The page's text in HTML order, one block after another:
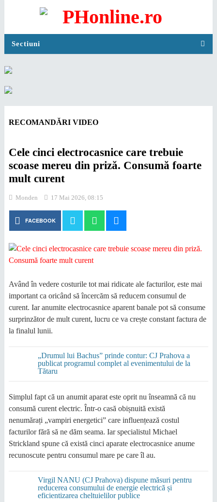
Sectiuni
RECOMANDĂRI VIDEO
Cele cinci electrocasnice care trebuie
scoase mereu din priză. Consumă foarte
mult curent
Monden 17 Mai 2026, 08:15
FACEBOOK
Având în vedere costurile tot mai ridicate ale facturilor, este mai
important ca oricând să încercăm să reducem consumul de
curent. Iar anumite electrocasnice aparent banale pot să consume
surprinzător de mult curent, lucru ce va crește constant factura de
la finalul lunii.
„Drumul lui Bachus” prinde contur: CJ Prahova a
publicat programul complet al evenimentului de la
Tătaru
Simplul fapt că un anumit aparat este oprit nu înseamnă că nu
consumă curent electric. Într-o casă obișnuită există
nenumărați „vampiri energetici” care influențează costul
facturilor fără să ne dăm seama. Iar specialistul Michael
Strickland spune că există cinci aparate electrocasnice anume
recunoscute pentru consumul mare pe care îl au.
Virgil NANU (CJ Prahova) dispune măsuri pentru
reducerea consumului de energie electrică și
eficientizarea cheltuielilor publice